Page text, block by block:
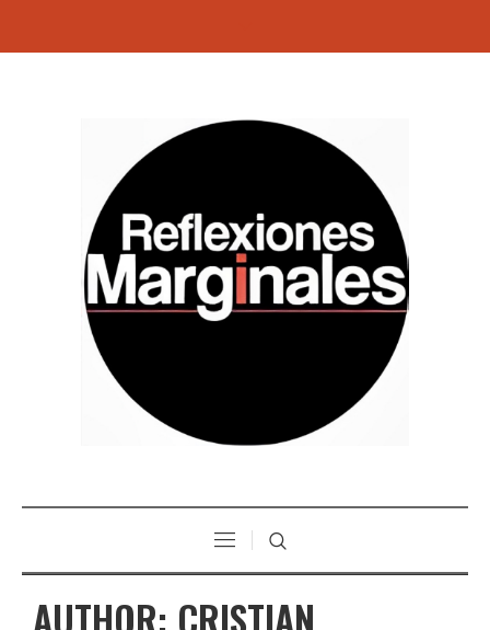
AUTHOR: CRISTIAN